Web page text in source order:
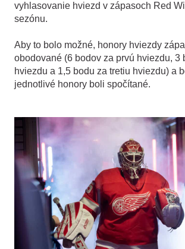
vyhlasovanie hviezd v zápasoch Red
sezónu.
Aby to bolo možné, honory hviezdy
obodované (6 bodov za prvú hviezdu, 3
hviezdu a 1,5 bodu za tretiu hviezdu) a
jednotlivé honory boli spočítané.